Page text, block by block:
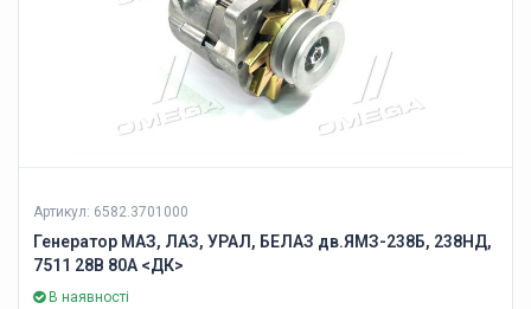
Артикул: 6582.3701000
Генератор МАЗ, ЛАЗ, УРАЛ, БЕЛАЗ дв.ЯМЗ-238Б, 238НД,
7511 28В 80А <ДК>
В наявності